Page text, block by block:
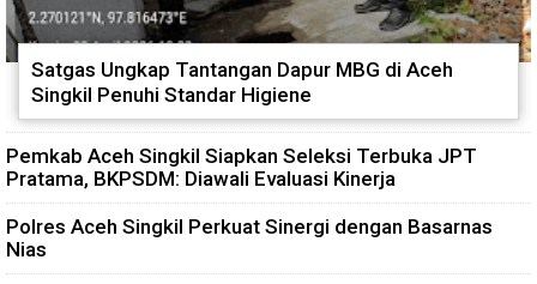
Satgas Ungkap Tantangan Dapur MBG di Aceh
Singkil Penuhi Standar Higiene
Pemkab Aceh Singkil Siapkan Seleksi Terbuka JPT
Pratama, BKPSDM: Diawali Evaluasi Kinerja
Polres Aceh Singkil Perkuat Sinergi dengan Basarnas
Nias